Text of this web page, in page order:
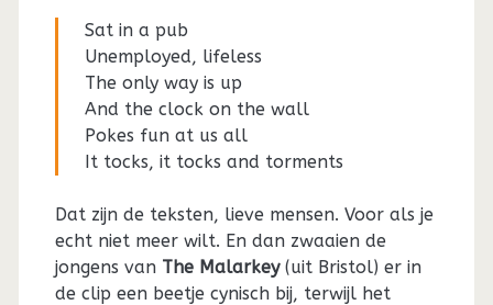
Sat in a pub
Unemployed, lifeless
The only way is up
And the clock on the wall
Pokes fun at us all
It tocks, it tocks and torments
Dat zijn de teksten, lieve mensen. Voor als je
echt niet meer wilt. En dan zwaaien de
jongens van The Malarkey(uit Bristol) er in
de clip een beetje cynisch bij, terwijl het